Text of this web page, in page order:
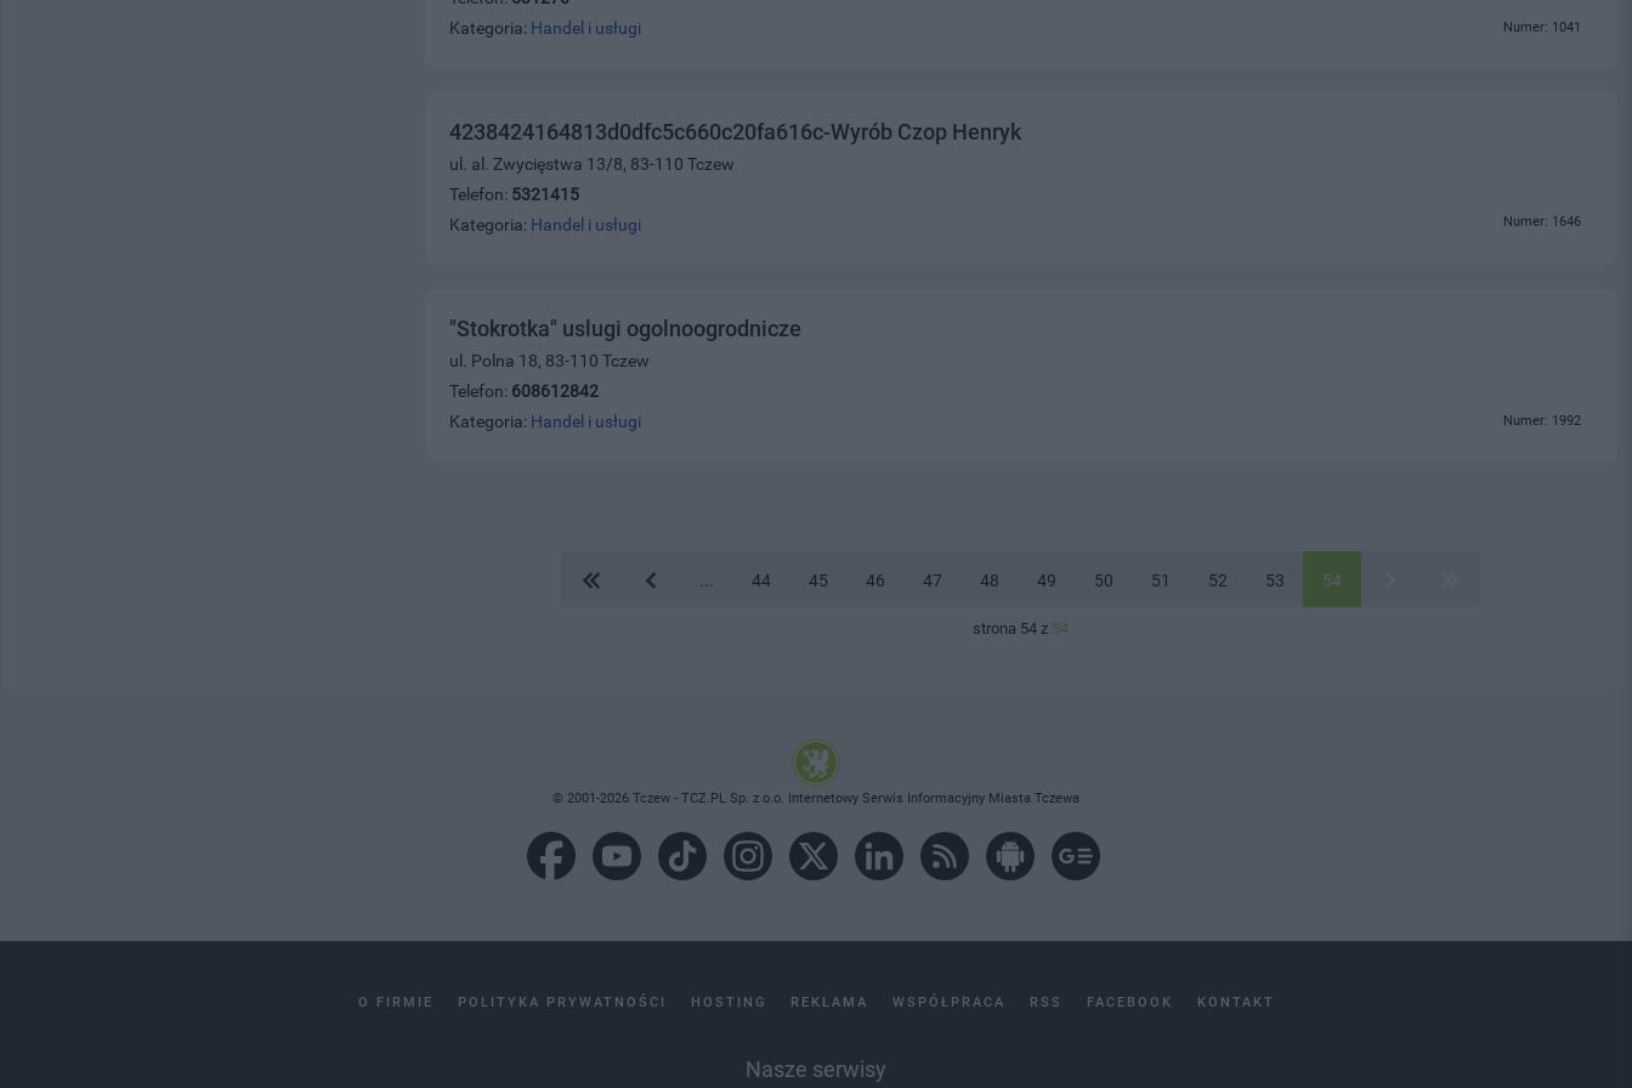
Kategoria: Handel i usługi Numer: 1041
4238424164813d0dfc5c660c20fa616c-Wyrób Czop Henryk
ul. al. Zwycięstwa 13/8, 83-110 Tczew
Telefon: 5321415
Kategoria: Handel i usługi Numer: 1646
"Stokrotka" uslugi ogolnoogrodnicze
ul. Polna 18, 83-110 Tczew
Telefon: 608612842
Kategoria: Handel i usługi Numer: 1992
44 45 46 47 48 49 50 51 52 53 54
strona 54 z 54
© 2001-2026 Tczew - TCZ.PL Sp. z o.o. Internetowy Serwis Informacyjny Miasta Tczewa
O FIRMIE POLITYKA PRYWATNOŚCI HOSTING REKLAMA WSPÓŁPRACA RSS FACEBOOK KONTAKT
Nasze serwisy